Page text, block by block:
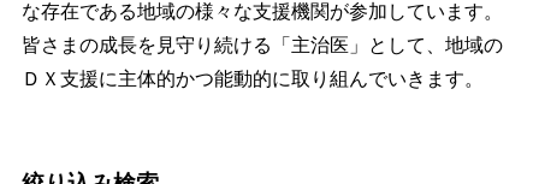
な存在である地域の様々な支援機関が参加しています。
皆さまの成長を見守り続ける「主治医」として、地域の
ＤＸ支援に主体的かつ能動的に取り組んでいきます。